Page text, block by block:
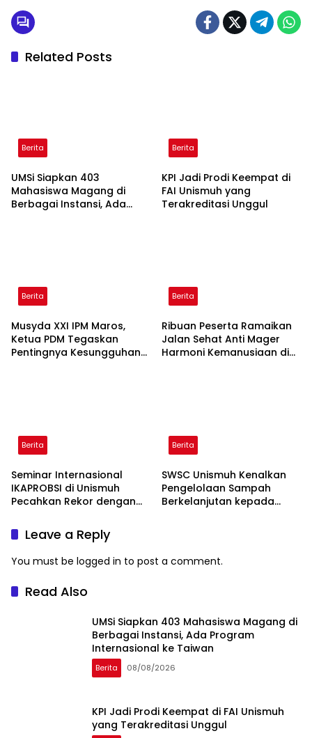
Related Posts
Berita
UMSi Siapkan 403
Mahasiswa Magang di
Berbagai Instansi, Ada
Berita
KPI Jadi Prodi Keempat di
FAI Unismuh yang
Terakreditasi Unggul
Berita
Musyda XXI IPM Maros,
Ketua PDM Tegaskan
Pentingnya Kesungguhan
Berita
Ribuan Peserta Ramaikan
Jalan Sehat Anti Mager
Harmoni Kemanusiaan di
Berita
Seminar Internasional
IKAPROBSI di Unismuh
Pecahkan Rekor dengan
Berita
SWSC Unismuh Kenalkan
Pengelolaan Sampah
Berkelanjutan kepada
Leave a Reply
You must be logged in to post a comment.
Read Also
UMSi Siapkan 403 Mahasiswa Magang di
Berbagai Instansi, Ada Program
Internasional ke Taiwan
Berita 08/08/2026
KPI Jadi Prodi Keempat di FAI Unismuh
yang Terakreditasi Unggul